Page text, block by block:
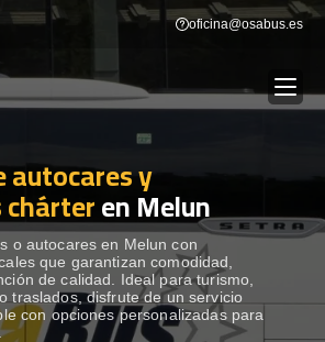
oficina@osabus.es
Show dropdown
Show dropdown
autocares y
en Melun
o autocares en Melun con
que garantizan comodidad,
de calidad. Ideal para turismo,
traslados, disfrute de un servicio
con opciones personalizadas para